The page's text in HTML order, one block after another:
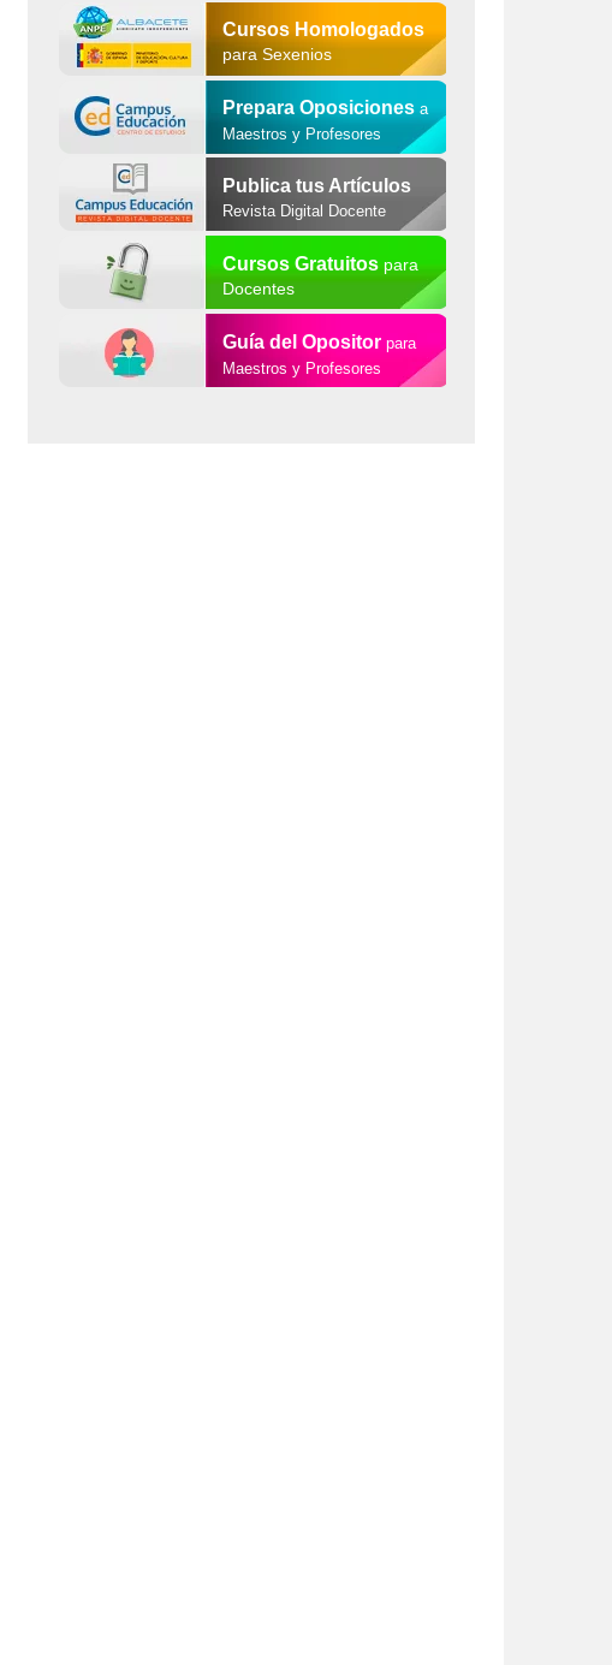
Cursos Homologados
para Sexenios
Prepara Oposiciones a
Maestros y Profesores
Publica tus Artículos
Revista Digital Docente
Cursos Gratuitospara
Docentes
Guía del Opositor para
Maestros y Profesores